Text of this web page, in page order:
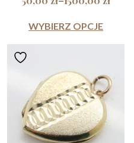
Zakres
od
WYBIERZ OPCJE
Ten
produkt
wariantów.
Opcje
można
wybrać